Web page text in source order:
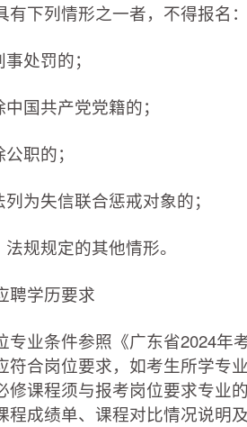
有下列情形之一者，不得报名
处罚的；
国共产党党籍的；
职的；
为失信联合惩戒对象的；
规规定的其他情形。
聘学历要求
专业条件参照《广东省2024年
符合岗位要求，如考生所学专
修课程须与报考岗位要求专业
程成绩单、课程对比情况说明